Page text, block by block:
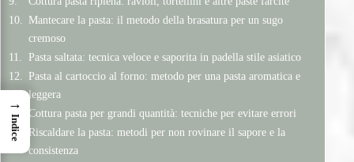
Mantecare la pasta: il metodo della brasatura per un sugo
cremoso
Pasta saltata: tecnica veloce e saporita in padella stile asiatico
Pasta al cartoccio al forno: metodo per una pasta aromatica e
leggera
Cottura pasta per grandi quantità: tecniche per evitare errori
Riscaldare la pasta: metodi per non rovinare il sapore e la
consistenza
→
Indice